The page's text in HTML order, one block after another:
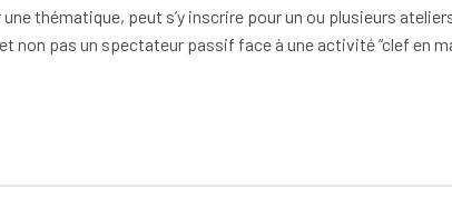
thématique, peut s’y inscrire pour un ou plusieurs
non pas un spectateur passif face à une activité “clef en